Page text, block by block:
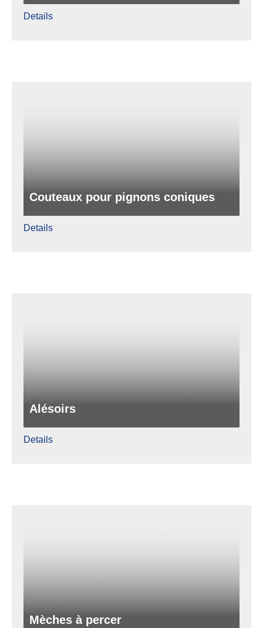
Details
Couteaux pour pignons coniques
Details
Alésoirs
Details
Mèches à percer